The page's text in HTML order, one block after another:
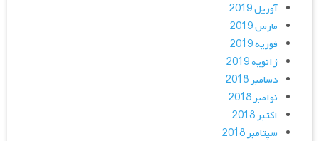
آوریل 2019
مارس 2019
فوریه 2019
ژانویه 2019
دسامبر 2018
نوامبر 2018
اکتبر 2018
سپتامبر 2018